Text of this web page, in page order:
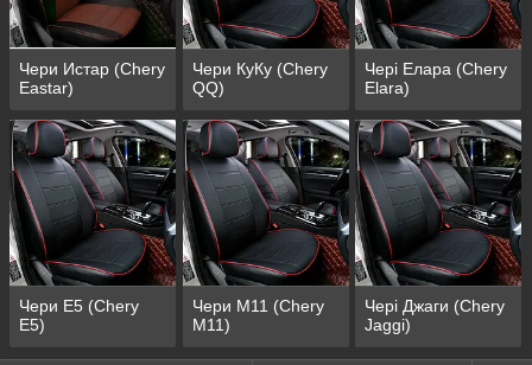
Чери Истар (Chery
Eastar)
Чери КуКу (Chery
QQ)
Чері Елара (Chery
Elara)
Чери Е5 (Chery
E5)
Чери М11 (Chery
M11)
Чері Джаги (Chery
Jaggi)